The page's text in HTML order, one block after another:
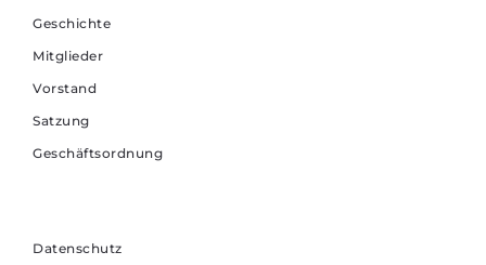
Geschichte
Mitglieder
Vorstand
Satzung
Geschäftsordnung
Datenschutz